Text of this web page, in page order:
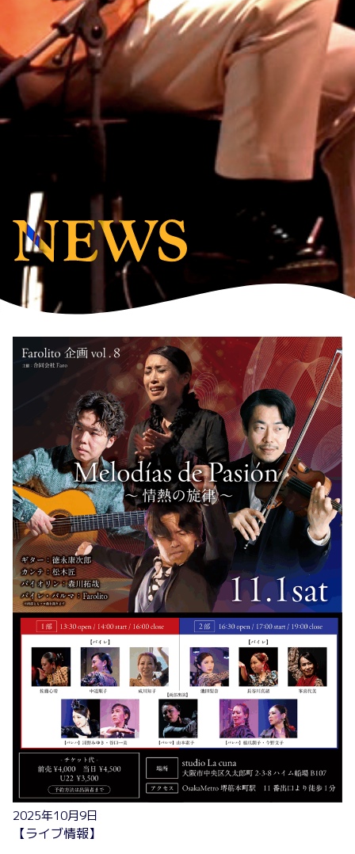
2025年10月9日
【ライブ情報】